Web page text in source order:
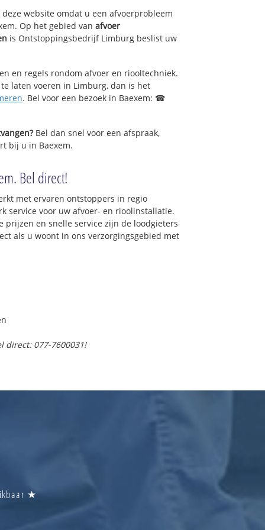
website omdat u een afvoerprobleem
Op het gebied van afvoer
is Ontstoppingsbedrijf Limburg beslist uw
en regels rondom afvoer en riooltechniek.
laten voeren in Limburg, dan is het
. Bel voor een bezoek in Baexem: ☎
Bel dan snel voor een afspraak,
bij u in Baexem.
Bel direct!
met ervaren ontstoppers in regio
service voor uw afvoer- en rioolinstallatie.
prijzen en snelle service zijn de loodgieters
als u woont in ons verzorgingsgebied met
direct: 077-7600031!
★